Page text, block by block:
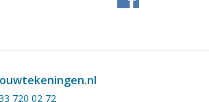
UNBEKANNT
720 02 72